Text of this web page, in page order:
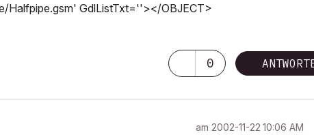
GdlListTxt=''></OBJECT>
0
am ‎2002-11-22 10:06 AM